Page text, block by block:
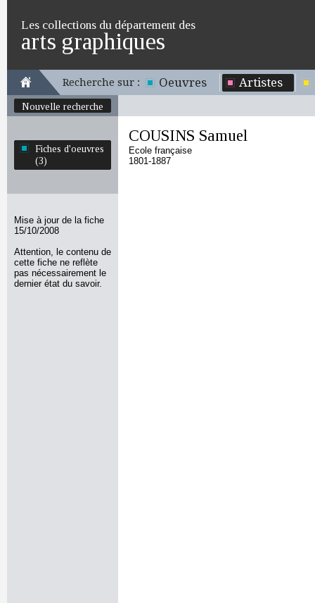
Les collections du département des
arts graphiques
Recherche sur : Oeuvres Artistes
Nouvelle recherche
Fiches d'oeuvres
(3)
Mise à jour de la fiche
15/10/2008
Attention, le contenu de
cette fiche ne reflète
pas nécessairement le
dernier état du savoir.
COUSINS Samuel
Ecole française
1801-1887